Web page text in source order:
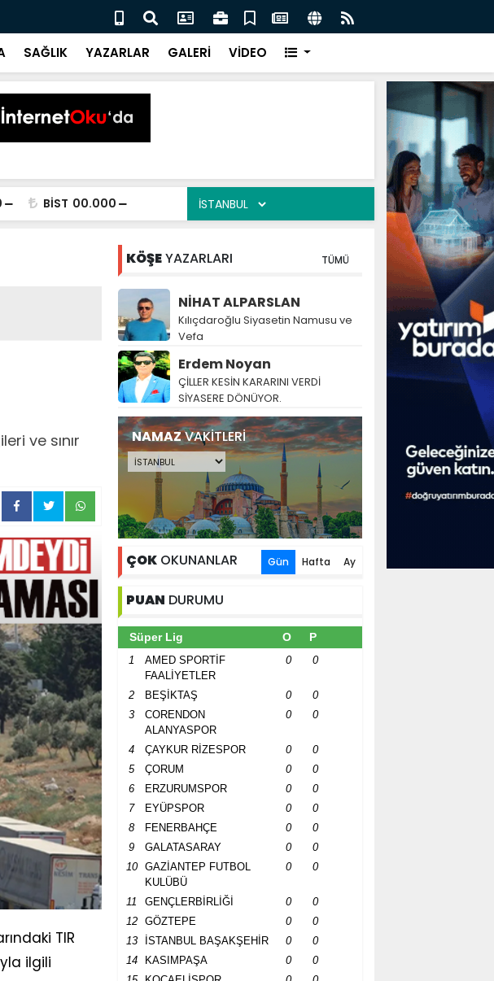
Başkan Kurnaz: İlkadım’da Gönüllere Dokunuyoruz
SAĞLIK YAZARLAR GALERİ VİDEO
BİST 00.000
ve sınır
TIR
ilgili
KÖŞEYAZARLARI TÜMÜ
NİHAT ALPARSLAN
Kılıçdaroğlu Siyasetin Namusu ve
Vefa
Erdem Noyan
ÇİLLER KESİN KARARINI VERDİ
SİYASERE DÖNÜYOR.
NAMAZVAKİTLERİ
ÇOK OKUNANLAR Gün Hafta Ay
PUAN DURUMU
Süper Lig O P
1
AMED SPORTİF
FAALİYETLER
0 0
2 BEŞİKTAŞ 0
0
3
CORENDON
ALANYASPOR
0 0
4 ÇAYKUR RİZESPOR 0
0
5
ÇORUM 0
0
6
ERZURUMSPOR 0
0
7
EYÜPSPOR 0
0
8
FENERBAHÇE 0
0
9
GALATASARAY 0
0
10
GAZİANTEP FUTBOL
KULÜBÜ
0 0
11 GENÇLERBİRLİĞİ 0
0
12
GÖZTEPE 0
0
13
İSTANBUL BAŞAKŞEHİR 0
0
14
KASIMPAŞA 0
0